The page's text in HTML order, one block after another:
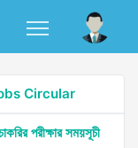
Circular
পরীক্ষার সময়সূচী